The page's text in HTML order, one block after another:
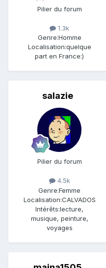
Pilier du forum
1.3k
Genre:Homme
Localisation:quelque
part en France:)
salazie
Pilier du forum
4.5k
Genre:Femme
Localisation:CALVADOS
Intérêts:lecture,
musique, peinture,
voyages